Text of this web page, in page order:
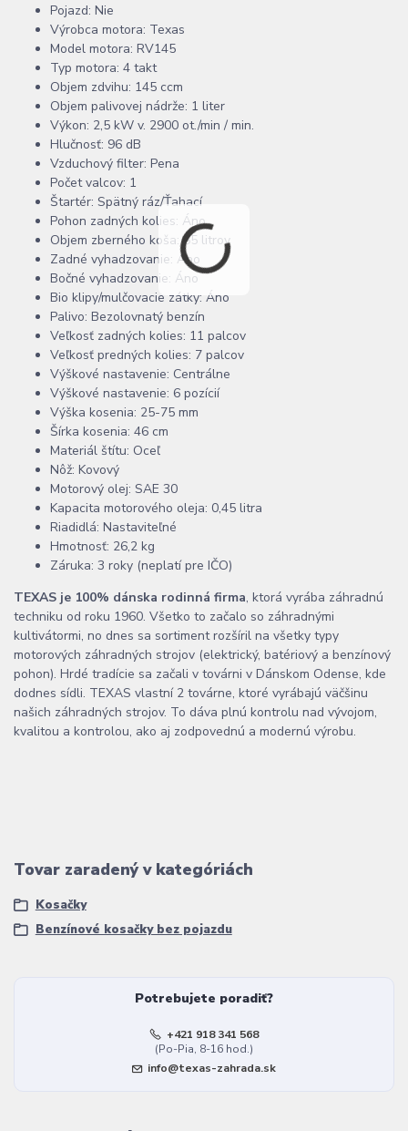
Pojazd: Nie
Výrobca motora: Texas
Model motora: RV145
Typ motora: 4 takt
Objem zdvihu: 145 ccm
Objem palivovej nádrže: 1 liter
Výkon: 2,5 kW v. 2900 ot./min / min.
Hlučnosť: 96 dB
Vzduchový filter: Pena
Počet valcov: 1
Štartér: Spätný ráz/Ťahací
Pohon zadných kolies: Áno
Objem zberného koša: 65 litrov
Zadné vyhadzovanie: Áno
Bočné vyhadzovanie: Áno
Bio klipy/mulčovacie zátky: Áno
Palivo: Bezolovnatý benzín
Veľkosť zadných kolies: 11 palcov
Veľkosť predných kolies: 7 palcov
Výškové nastavenie: Centrálne
Výškové nastavenie: 6 pozícií
Výška kosenia: 25-75 mm
Šírka kosenia: 46 cm
Materiál štítu: Oceľ
Nôž: Kovový
Motorový olej: SAE 30
Kapacita motorového oleja: 0,45 litra
Riadidlá: Nastaviteľné
Hmotnosť: 26,2 kg
Záruka: 3 roky (neplatí pre IČO)
TEXAS je 100% dánska rodinná firma, ktorá vyrába záhradnú
techniku od roku 1960. Všetko to začalo so záhradnými
kultivátormi, no dnes sa sortiment rozšíril na všetky typy
motorových záhradných strojov (elektrický, batériový a benzínový
pohon). Hrdé tradície sa začali v továrni v Dánskom Odense, kde
dodnes sídli. TEXAS vlastní 2 továrne, ktoré vyrábajú väčšinu
našich záhradných strojov. To dáva plnú kontrolu nad vývojom,
kvalitou a kontrolou, ako aj zodpovednú a modernú výrobu.
Tovar zaradený v kategóriách
Kosačky
Benzínové kosačky bez pojazdu
Potrebujete poradiť?
+421 918 341 568
(Po-Pia, 8-16 hod.)
info@texas-zahrada.sk